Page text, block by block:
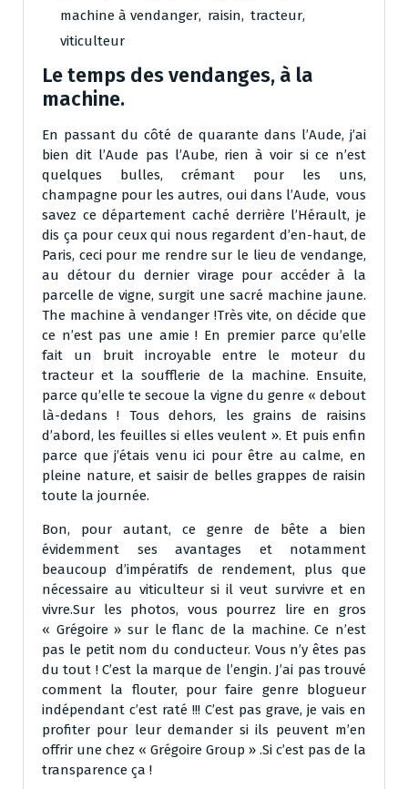
machine à vendanger, raisin, tracteur,
viticulteur
Le temps des vendanges, à la
machine.
En passant du côté de quarante dans l’Aude, j’ai
bien dit l’Aude pas l’Aube, rien à voir si ce n’est
quelques bulles, crémant pour les uns,
champagne pour les autres, oui dans l’Aude, vous
savez ce département caché derrière l’Hérault, je
dis ça pour ceux qui nous regardent d’en-haut, de
Paris, ceci pour me rendre sur le lieu de vendange,
au détour du dernier virage pour accéder à la
parcelle de vigne, surgit une sacré machine jaune.
The machine à vendanger !Très vite, on décide que
ce n’est pas une amie ! En premier parce qu’elle
fait un bruit incroyable entre le moteur du
tracteur et la soufflerie de la machine. Ensuite,
parce qu’elle te secoue la vigne du genre « debout
là-dedans ! Tous dehors, les grains de raisins
d’abord, les feuilles si elles veulent ». Et puis enfin
parce que j’étais venu ici pour être au calme, en
pleine nature, et saisir de belles grappes de raisin
toute la journée.
Bon, pour autant, ce genre de bête a bien
évidemment ses avantages et notamment
beaucoup d’impératifs de rendement, plus que
nécessaire au viticulteur si il veut survivre et en
vivre.Sur les photos, vous pourrez lire en gros
« Grégoire » sur le flanc de la machine. Ce n’est
pas le petit nom du conducteur. Vous n’y êtes pas
du tout ! C’est la marque de l’engin. J’ai pas trouvé
comment la flouter, pour faire genre blogueur
indépendant c’est raté !!! C’est pas grave, je vais en
profiter pour leur demander si ils peuvent m’en
offrir une chez « Grégoire Group » .Si c’est pas de la
transparence ça !